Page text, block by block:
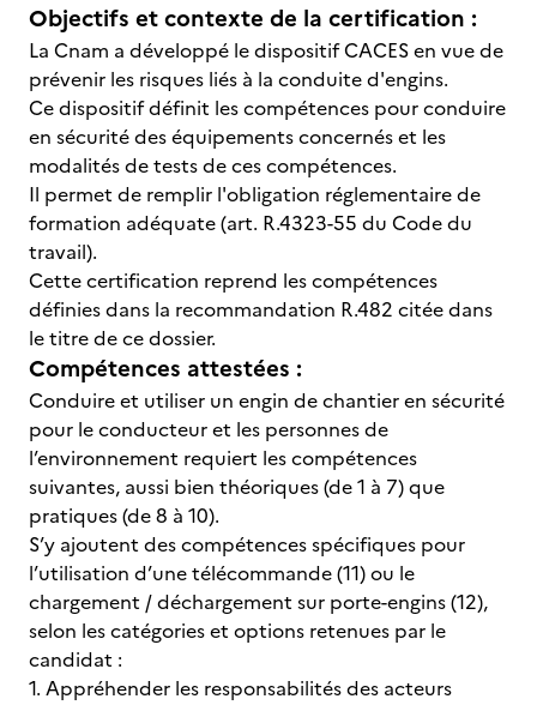
Objectifs et contexte de la certification :
La Cnam a développé le dispositif CACES en vue de
prévenir les risques liés à la conduite d'engins.
Ce dispositif définit les compétences pour conduire
en sécurité des équipements concernés et les
modalités de tests de ces compétences.
Il permet de remplir l'obligation réglementaire de
formation adéquate (art. R.4323-55 du Code du
travail).
Cette certification reprend les compétences
définies dans la recommandation R.482 citée dans
le titre de ce dossier.
Compétences attestées :
Conduire et utiliser un engin de chantier en sécurité
pour le conducteur et les personnes de
l’environnement requiert les compétences
suivantes, aussi bien théoriques (de 1 à 7) que
pratiques (de 8 à 10).
S’y ajoutent des compétences spécifiques pour
l’utilisation d’une télécommande (11) ou le
chargement / déchargement sur porte-engins (12),
selon les catégories et options retenues par le
candidat :
1. Appréhender les responsabilités des acteurs